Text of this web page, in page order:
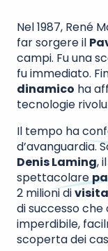
Nel 1987, René
far sorgere il
campi. Fu una
fu immediato.
dinamico ha
tecnologie
Il tempo ha
d’avanguardia.
Denis Laming,
spettacolare
2 milioni di
di successo
imperdibile,
scoperta dei